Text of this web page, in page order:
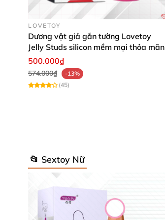
LOVETOY
Dương vật giả gắn tường Lovetoy
Jelly Studs silicon mềm mại thỏa mãn
500.000₫
574.000₫
-13%
(45)
📂 Sextoy Nữ